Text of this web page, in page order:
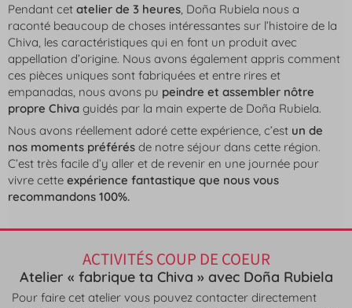
Pendant cet atelier de 3 heures , Doña Rubiela nous a
raconté beaucoup de choses intéressantes sur l’histoire de la
Chiva, les caractéristiques qui en font un produit avec
appellation d’origine. Nous avons également appris comment
ces pièces uniques sont fabriquées et entre rires et
empanadas, nous avons pu peindre et assembler nôtre
propre Chiva guidés par la main experte de Doña Rubiela.
Nous avons réellement adoré cette expérience, c’est un de
nos moments préférés de notre séjour dans cette région.
C’est très facile d’y aller et de revenir en une journée pour
vivre cette expérience fantastique que nous vous
recommandons 100%.
ACTIVITÉS COUP DE COEUR
Atelier « fabrique ta Chiva » avec Doña Rubiela
Pour faire cet atelier vous pouvez contacter directement